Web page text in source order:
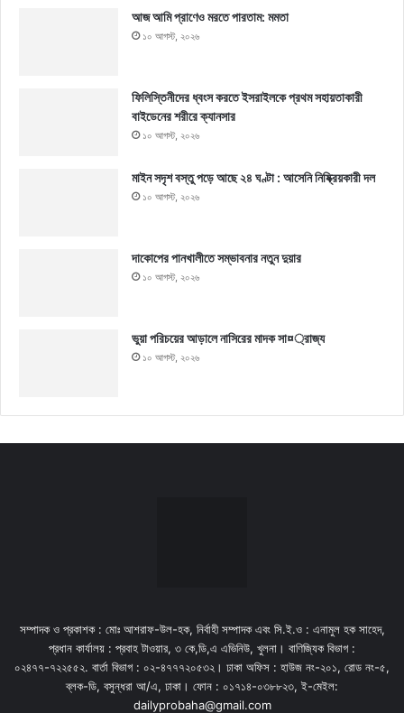
আজ আমি প্রাণেও মরতে পারতাম: মমতা
১০ আগস্ট, ২০২৬
ফিলিস্তিনীদের ধ্বংস করতে ইসরাইলকে প্রথম সহায়তাকারী
বাইডেনের শরীরে ক্যানসার
১০ আগস্ট, ২০২৬
মাইন সদৃশ বস্তু পড়ে আছে ২৪ ঘণ্টা : আসেনি নিষ্ক্রিয়কারী দল
১০ আগস্ট, ২০২৬
দাকোপের পানখালীতে সম্ভাবনার নতুন দুয়ার
১০ আগস্ট, ২০২৬
ভুয়া পরিচয়ের আড়ালে নাসিরের মাদক সা¤্রাজ্য
১০ আগস্ট, ২০২৬
সম্পাদক ও প্রকাশক : মোঃ আশরাফ-উল-হক, নির্বাহী সম্পাদক এবং সি.ই.ও : এনামুল হক সাহেদ,
প্রধান কার্যালয় : প্রবাহ টাওয়ার, ৩ কে,ডি,এ এভিনিউ, খুলনা। বাণিজ্যিক বিভাগ :
০২৪৭৭-৭২২৫৫২. বার্তা বিভাগ : ০২-৪৭৭৭২০৫৩২। ঢাকা অফিস : হাউজ নং-২০১, রোড নং-৫,
ব্লক-ডি, বসুন্ধরা আ/এ, ঢাকা। ফোন : ০১৭১৪-০৩৮৮২৩, ই-মেইল:
dailyprobaha@gmail.com